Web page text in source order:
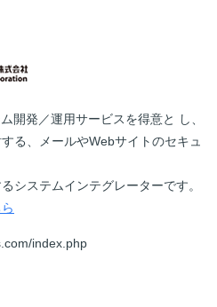
開発／運用サービスを得意と し、
る、メールやWebサイトのセキュ
システムインテグレーターです。
index.php